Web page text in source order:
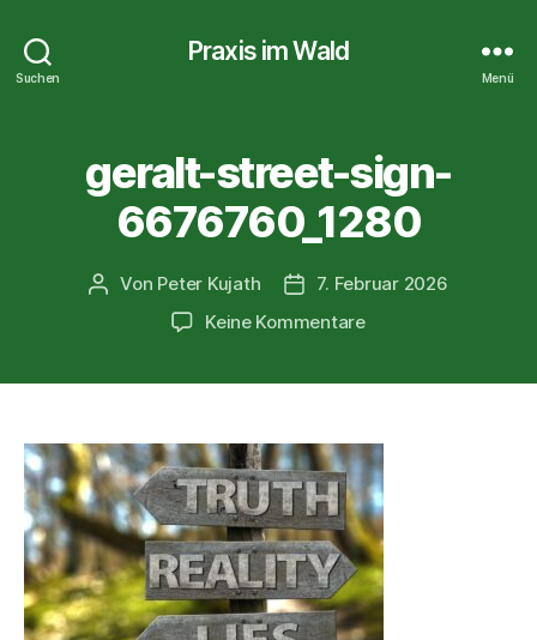
Suchen
Praxis im Wald
Menü
geralt-street-sign-
6676760_1280
Beitragsautor
Von Peter Kujath Veröffentlichungsdatum
7. Februar 2026
Keine Kommentarezu